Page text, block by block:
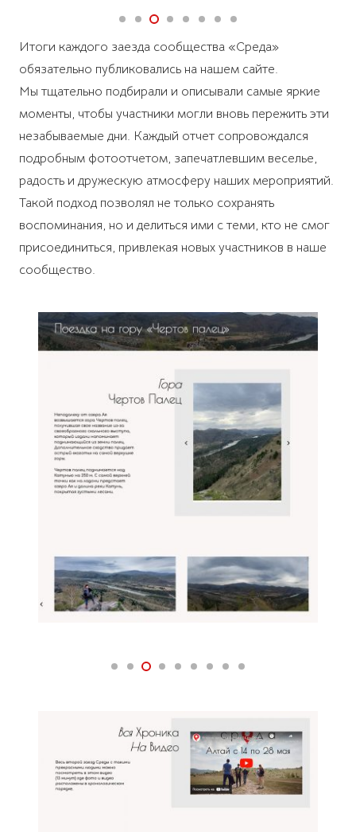
Итоги каждого заезда сообщества «Среда»
обязательно публиковались на нашем сайте.
Мы тщательно подбирали и описывали самые яркие
моменты, чтобы участники могли вновь пережить эти
незабываемые дни. Каждый отчет сопровождался
подробным фотоотчетом, запечатлевшим веселье,
радость и дружескую атмосферу наших мероприятий.
Такой подход позволял не только сохранять
воспоминания, но и делиться ими с теми, кто не смог
присоединиться, привлекая новых участников в наше
сообщество.